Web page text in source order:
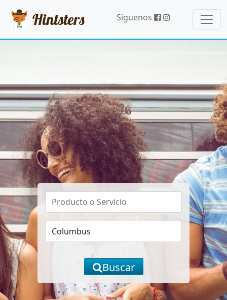
Hintsters Síguenos
Buscar